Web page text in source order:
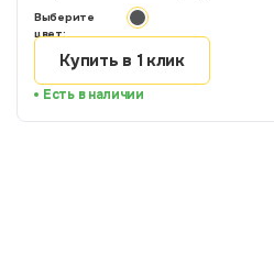
Выберите
цвет:
Купить в 1 клик
Есть в наличии